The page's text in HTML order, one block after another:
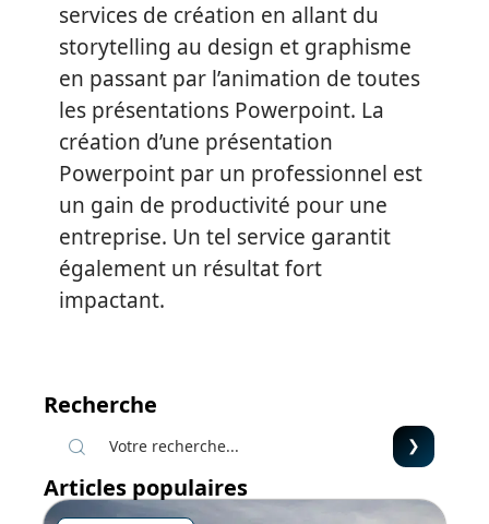
services de création en allant du
storytelling au design et graphisme
en passant par l’animation de toutes
les présentations Powerpoint. La
création d’une présentation
Powerpoint par un professionnel est
un gain de productivité pour une
entreprise. Un tel service garantit
également un résultat fort
impactant.
Recherche
Articles populaires